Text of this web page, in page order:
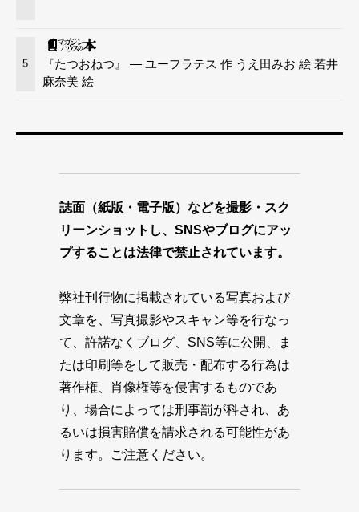
5
『たつおねつ』 — ユーフラテス 作 うえ田みお 絵 若井
麻奈美 絵
誌面（紙版・電子版）などを撮影・スク
リーンショットし、SNSやブログにアッ
プすることは法律で禁止されています。
弊社刊行物に掲載されている写真および
文章を、写真撮影やスキャン等を行なっ
て、許諾なくブログ、SNS等に公開、ま
たは印刷等をして販売・配布する行為は
著作権、肖像権等を侵害するものであ
り、場合によっては刑事罰が科され、あ
るいは損害賠償を請求される可能性があ
ります。ご注意ください。